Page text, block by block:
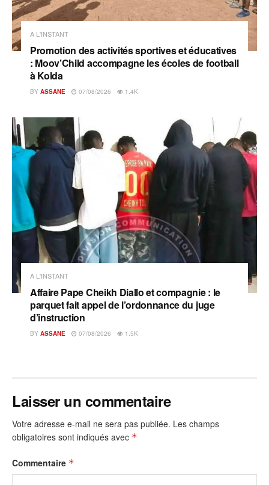
A L'INSTANT
Promotion des activités sportives et éducatives
: Moov’Child accompagne les écoles de football
à Kolda
BY ASSANE 07/08/2026 1.4K
A L'INSTANT
Affaire Pape Cheikh Diallo et compagnie : le
parquet fait appel de l’ordonnance du juge
d’instruction
BY ASSANE 07/08/2026 1.5K
Laisser un commentaire
Votre adresse e-mail ne sera pas publiée. Les champs
obligatoires sont indiqués avec *
Commentaire *